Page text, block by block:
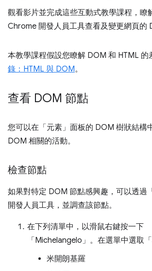
觀看影片並完成這些互動式教學課程，瞭
Chrome 開發人員工具查看及變更網頁的
本教學課程假設您瞭解 DOM 和 HTML 的
錄：HTML 與 DOM。
查看 DOM 節點
您可以在「元素」 面板的 DOM 樹狀結構
DOM 相關的活動。
檢查節點
如果對特定 DOM 節點感興趣，可以透過
開發人員工具，並調查該節點。
在下列清單中，以滑鼠右鍵按一下
「Michelangelo」 。在選單中選取「
米開朗基羅